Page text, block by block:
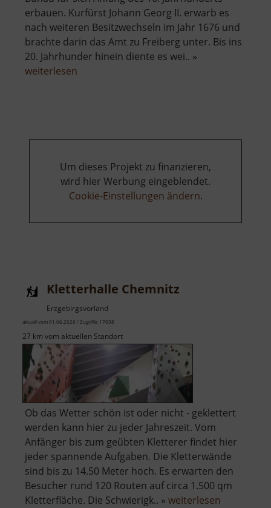
erbauen. Kurfürst Johann Georg II. erwarb es
nach weiteren Besitzwechseln im Jahr 1676 und
brachte darin das Amt zu Freiberg unter. Bis ins
20. Jahrhunder hinein diente es wei.. »
weiterlesen
Um dieses Projekt zu finanzieren,
wird hier Werbung eingeblendet.
Cookie-Einstellungen ändern.
Kletterhalle Chemnitz
Erzgebirgsvorland
aktuell vom 01.06.2026 / Zugriffe: 17038
27 km vom aktuellen Standort
Ob das Wetter schön ist oder nicht - geklettert
werden kann hier zu jeder Jahreszeit. Vom
Anfänger bis zum geübten Kletterer findet hier
jeder spannende Aufgaben. Die Kletterwände
sind bis zu 14.50 Meter hoch. Es erwarten den
Besucher rund 120 Routen auf circa 1.500 qm
Kletterfläche. Die Schwierigk.. » weiterlesen